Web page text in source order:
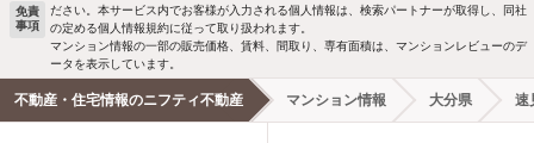
免責
事項
ださい。本サービス内でお客様が入力される個人情報は、検索パートナーが取得し、同社
の定める個人情報規約に従って取り扱われます。
マンション情報の一部の販売価格、賃料、間取り、専有面積は、マンションレビューのデ
ータを表示しています。
不動産・住宅情報のニフティ不動産 マンション情報 大分県 速